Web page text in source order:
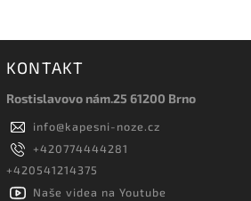
KONTAKT
Rostislavovo nám.25 61200 Brno
info@kapesni-noze.cz
+420774444281
+420541214375
Naše videa na Youtube